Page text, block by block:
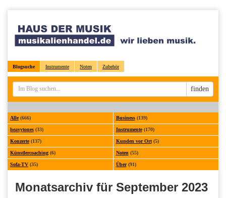
Blogsuche Instrumente Noten Zubehör
Sucheingabe
finden
Alle(666) Business(139)
heavytones (33) Instrumente(170)
Konzerte(137) Kunden vor Ort(5)
Künstlercoaching (6) Noten (55)
Sofa-TV (35) Über(91)
Monatsarchiv für September 2023